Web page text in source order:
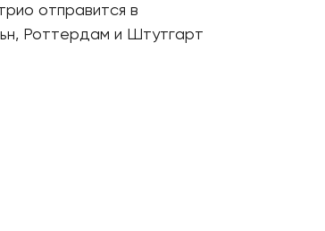
отправится в
Роттердам и Штутгарт